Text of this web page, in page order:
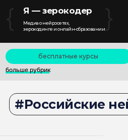
{ Я — зерокодер
Медиа о нейросетях,
зерокодинге и онлайн-образовании}
бесплатные курсы
больше рубрик
Российские